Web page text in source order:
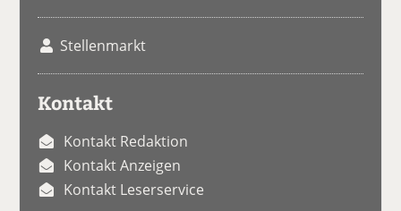
Stellenmarkt
Kontakt
Kontakt Redaktion
Kontakt Anzeigen
Kontakt Leserservice